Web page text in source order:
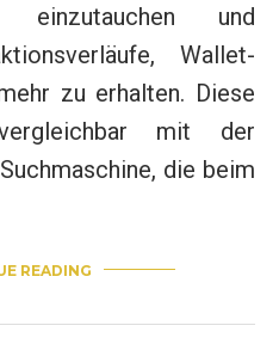
einzutauchen und
Wallet-
zu erhalten. Diese
mit der
die beim
READING